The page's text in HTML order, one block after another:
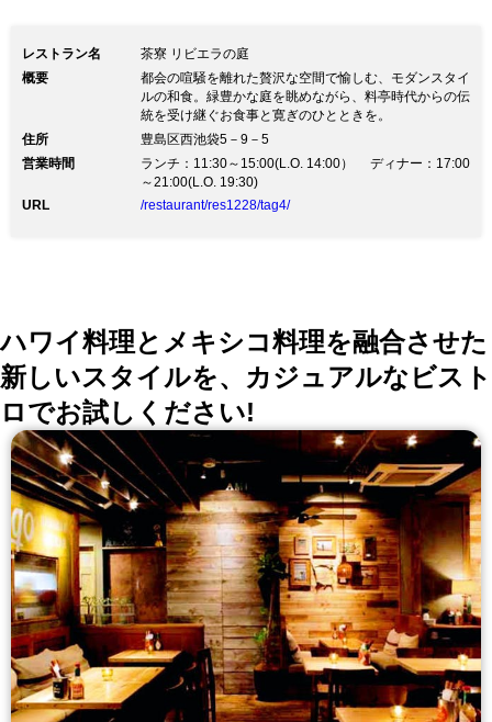
レストラン名
茶寮 リビエラの庭
概要
都会の喧騒を離れた贅沢な空間で愉しむ、モダンスタイ
ルの和食。緑豊かな庭を眺めながら、料亭時代からの伝
統を受け継ぐお食事と寛ぎのひとときを。
住所
豊島区西池袋5－9－5
営業時間
ランチ：11:30～15:00(L.O. 14:00） ディナー：17:00
～21:00(L.O. 19:30)
URL
/restaurant/res1228/tag4/
ハワイ料理とメキシコ料理を融合させた
新しいスタイルを、カジュアルなビスト
ロでお試しください!